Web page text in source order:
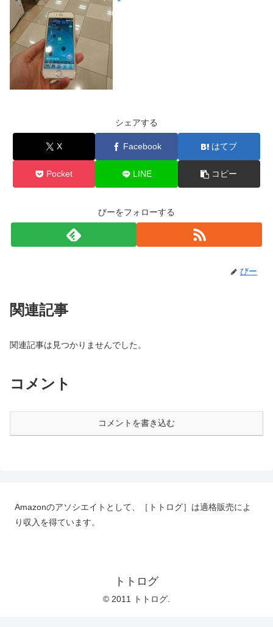
シェアする
X Facebook はてブ
Pocket LINE コピー
びーをフォローする
びー
関連記事
関連記事は見つかりませんでした。
コメント
コメントを書き込む
Amazonのアソシエイトとして、［トトログ］は適格販売によ
り収入を得ています。
トトログ
© 2011 トトログ.